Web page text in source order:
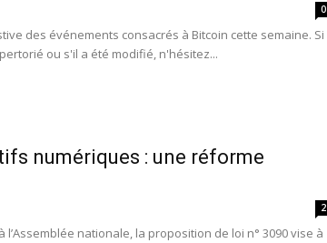
0
des événements consacrés à Bitcoin cette semaine. Si
ou s'il a été modifié, n'hésitez...
numériques : une réforme
2
l’Assemblée nationale, la proposition de loi n° 3090 vise à